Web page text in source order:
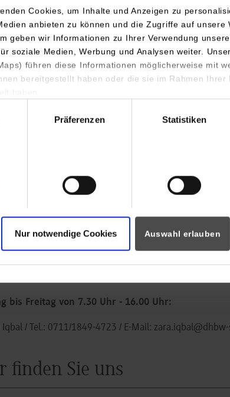
Cookies, um Inhalte und Anzeigen zu
anbieten zu können und die Zugriffe auf unsere
geben wir Informationen zu Ihrer Verwendung
soziale Medien, Werbung und Analysen weiter.
führen diese Informationen möglicherweise mit
bereitgestellt haben oder die sie im Rahmen Ihrer
Präferenzen Statistiken
Nur notwendige Cookies Auswahl erlauben
Fiechtner/ Tel.:0711/1849-4682/ E-Mail:
Betriebsw. (BA) Claudia Guida/ Tel.:0711/1849-4686 /
richten Sie Ihr Anliegen an die Mail-Adresse
es schnellstmöglich bearbeiten können.
und Freitag von 8:30 bis 16:00 Uhr und Dienstag
bis Freitag von 7.30 Uhr - 16.00 Uhr:
Iqbal / Tel.: 0711/1849-4723 / E-Mail:
finden Sie uns